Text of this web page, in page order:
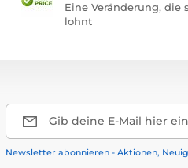
Eine Veränderung, die
lohnt
Gib deine E-Mail hier ein
Newsletter abonnieren - Aktionen,